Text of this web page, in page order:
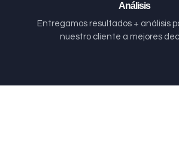
Análisis
Entregamos resultados + análisis
nuestro cliente a mejores